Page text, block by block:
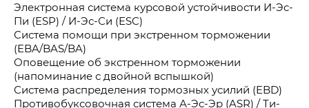
Электронная система курсовой устойчивости И-Эс-
Пи (ESP) / И-Эс-Си (ESC)
Система помощи при экстренном торможении
(EBA/BAS/BA)
Оповещение об экстренном торможении
(напоминание с двойной вспышкой)
Система распределения тормозных усилий (EBD)
Противобуксовочная система А-Эс-Эр (ASR) / Ти-